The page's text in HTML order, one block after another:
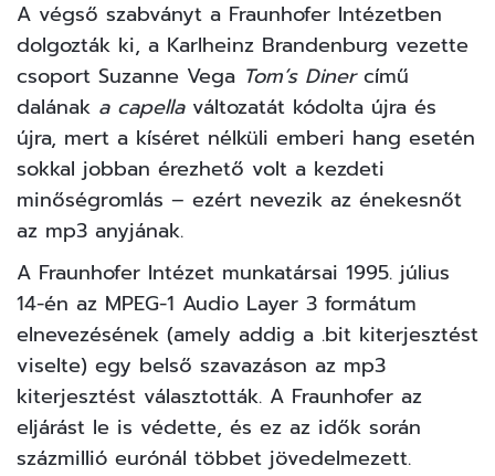
A végső szabványt a Fraunhofer Intézetben
dolgozták ki, a Karlheinz Brandenburg vezette
csoport Suzanne Vega Tom’s Dinercímű
dalának a capellaváltozatát kódolta újra és
újra, mert a kíséret nélküli emberi hang esetén
sokkal jobban érezhető volt a kezdeti
minőségromlás – ezért nevezik az énekesnőt
az mp3 anyjának.
A Fraunhofer Intézet munkatársai 1995. július
14-én az MPEG-1 Audio Layer 3 formátum
elnevezésének (amely addig a .bit kiterjesztést
viselte) egy belső szavazáson az mp3
kiterjesztést választották. A Fraunhofer az
eljárást le is védette, és ez az idők során
százmillió eurónál többet jövedelmezett.